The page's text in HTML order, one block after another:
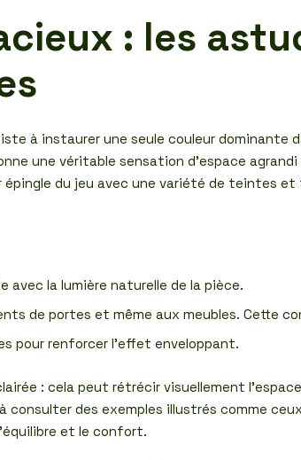
: les
à instaurer une seule couleur dominante
une véritable sensation d’espace
épingle du jeu avec une variété de teintes
avec la lumière naturelle de la pièce.
de portes et même aux meubles. Cette
pour renforcer l’effet enveloppant.
: cela peut rétrécir visuellement
consulter des exemples illustrés comme
et le confort.